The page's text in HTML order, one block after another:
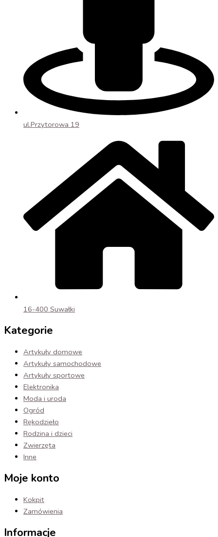
ul.Przytorowa 19
16-400 Suwałki
Kategorie
Artykuły domowe
Artykuły samochodowe
Artykuły sportowe
Elektronika
Moda i uroda
Ogród
Rękodzieło
Rodzina i dzieci
Zwierzęta
Inne
Moje konto
Kokpit
Zamówienia
Informacje